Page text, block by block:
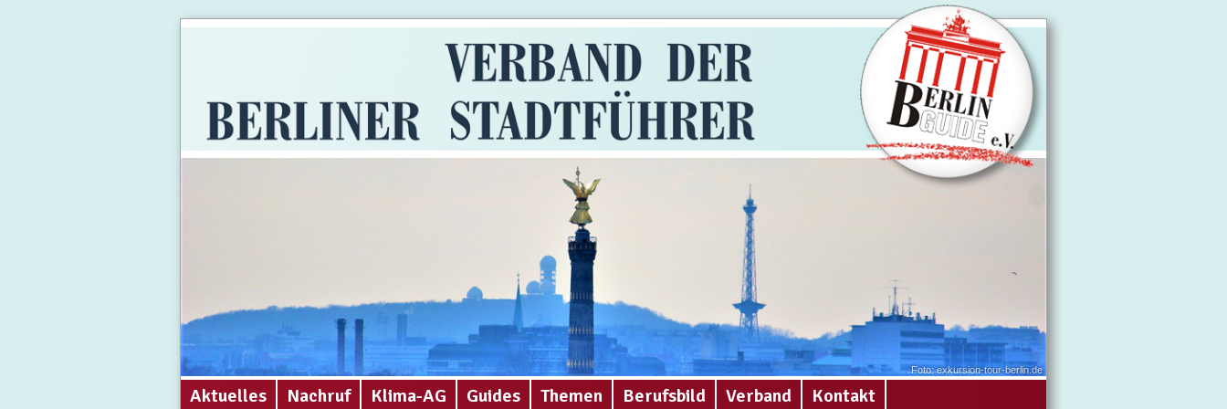
Foto: exkursion-tour-berlin.de
Aktuelles Nachruf Klima-AG Guides Themen Berufsbild Verband Kontakt